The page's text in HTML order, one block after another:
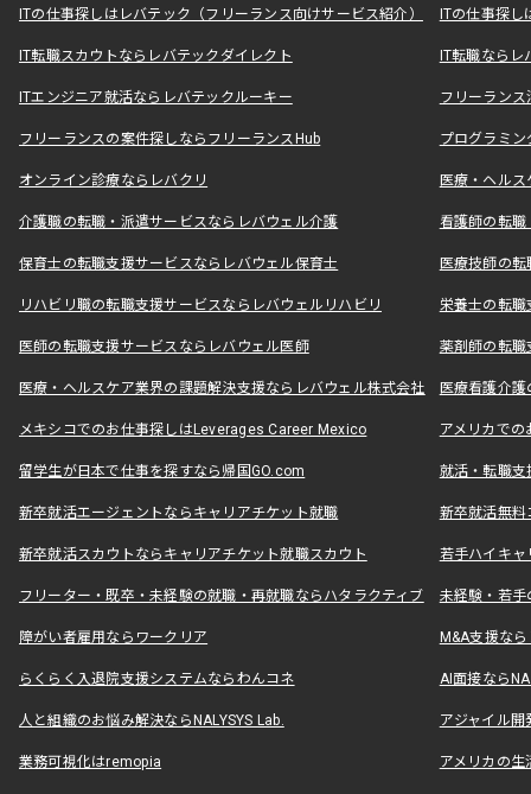
ITの仕事探しはレバテック（フリーランス向けサービス紹介） ITの仕事探
IT転職スカウトならレバテックダイレクト IT転職なら
ITエンジニア就活ならレバテックルーキー フリーラン
フリーランスの案件探しならフリーランスHub プログラミ
オンライン診療ならレバクリ 医療・ヘル
介護職の転職・派遣サービスならレバウェル介護 看護師の転
保育士の転職支援サービスならレバウェル保育士 医療技師の
リハビリ職の転職支援サービスならレバウェルリハビリ 栄養士の転
医師の転職支援サービスならレバウェル医師 薬剤師の転
医療・ヘルスケア業界の課題解決支援ならレバウェル株式会社 医療看護介
メキシコでのお仕事探しはLeverages Career Mexico アメリカで
留学生が日本で仕事を探すなら帰国GO.com 就活・転職
新卒就活エージェントならキャリアチケット就職 新卒就活無料
新卒就活スカウトならキャリアチケット就職スカウト 若手ハイキ
フリーター・既卒・未経験の就職・再就職ならハタラクティブ 未経験・若手
障がい者雇用ならワークリア M&A支援な
らくらく入退院支援システムならわんコネ AI面接なら
人と組織のお悩み解決ならNALYSYS Lab. アジャイル
業務可視化はremopia アメリカの